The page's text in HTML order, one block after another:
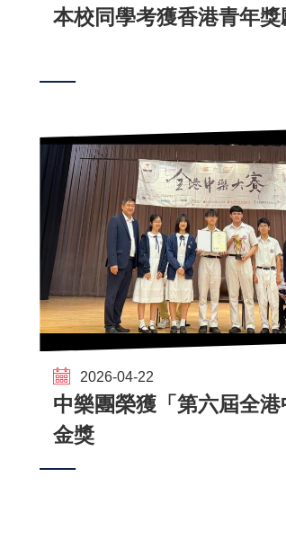
本校同學考獲香港青年
2026-04-22
中樂團榮獲「第六屆全港
金獎